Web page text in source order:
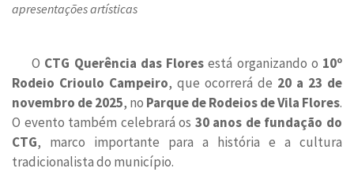
apresentações artísticas
O CTG Querência das Flores está organizando o 10º
Rodeio Crioulo Campeiro, que ocorrerá de 20 a 23 de
novembro de 2025, no Parque de Rodeios de Vila Flores.
O evento também celebrará os 30 anos de fundação do
CTG, marco importante para a história e a cultura
tradicionalista do município.